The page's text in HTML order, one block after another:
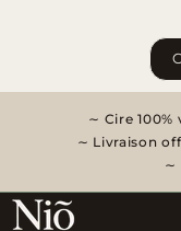
Cire 100%
Livraison